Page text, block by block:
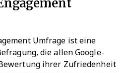
Umfrage ist eine
die allen Google-
ihrer Zufriedenheit